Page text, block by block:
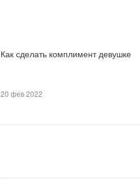
Как сделать комплимент девушке
20 фев 2022